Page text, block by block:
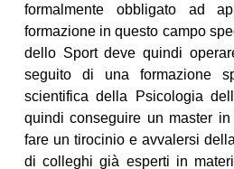
formalmente obbligato ad
formazione in questo campo
dello Sport deve quindi
seguito di una formazione
scientifica della Psicologia
quindi conseguire un master
fare un tirocinio e avvalersi
di colleghi già esperti in